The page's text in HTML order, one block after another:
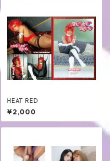
HEAT RED
¥2,000